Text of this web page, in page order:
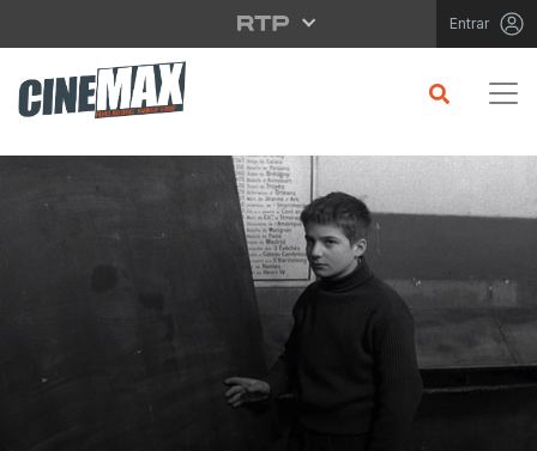
Saltar para o conteúdo principal Entrar